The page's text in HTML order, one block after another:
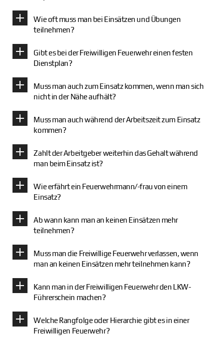
Wie oft muss man bei Einsätzen und Übungen
teilnehmen?
Gibt es bei der Freiwilligen Feuerwehr einen festen
Dienstplan?
Muss man auch zum Einsatz kommen, wenn man sich
nicht in der Nähe aufhält?
Muss man auch während der Arbeitszeit zum Einsatz
kommen?
Zahlt der Arbeitgeber weiterhin das Gehalt während
man beim Einsatz ist?
Wie erfährt ein Feuerwehrmann/-frau von einem
Einsatz?
Ab wann kann man an keinen Einsätzen mehr
teilnehmen?
Muss man die Freiwillige Feuerwehr verlassen, wenn
man an keinen Einsätzen mehr teilnehmen kann?
Kann man in der Freiwilligen Feuerwehr den LKW-
Führerschein machen?
Welche Rangfolge oder Hierarchie gibt es in einer
Freiwilligen Feuerwehr?